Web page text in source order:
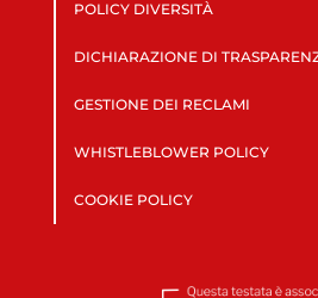
POLICY DIVERSITÀ
DICHIARAZIONE DI
GESTIONE DEI RECLAMI
WHISTLEBLOWER POLICY
COOKIE POLICY